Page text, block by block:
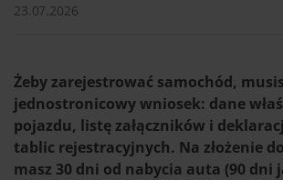
23.07.2026
Żeby zarejestrować samochód,
jednostronicowy wniosek: dane
pojazdu, listę załączników i
tablic rejestracyjnych. Na złożenie
masz 30 dni od nabycia auta (90 dni